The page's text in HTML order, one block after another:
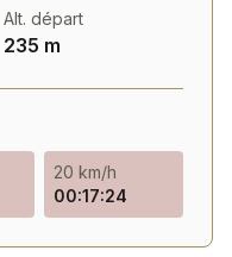
Alt. départ
235 m
20 km/h
00:17:24